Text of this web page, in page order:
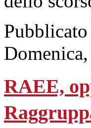
RAEE,